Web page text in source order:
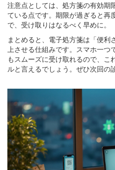
注意点としては、処方箋の有効期
ている点です。期限が過ぎると再
で、受け取りはなるべく早めに。
まとめると、電子処方箋は「便利
上させる仕組みです。スマホ一つ
もスムーズに受け取れるので、こ
ルと言えるでしょう。ぜひ次回の